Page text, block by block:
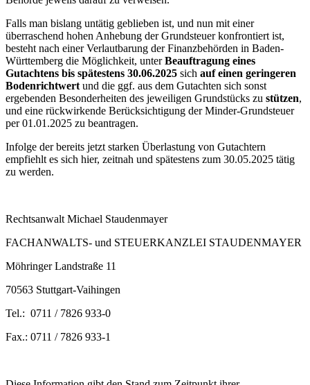
Falls man bislang untätig geblieben ist, und nun mit einer
überraschend hohen Anhebung der Grundsteuer konfrontiert ist,
besteht nach einer Verlautbarung der Finanzbehörden in Baden-
Württemberg die Möglichkeit, unterBeauftragung eines
Gutachtens bis spätestens 30.06.2025 sich auf einen geringeren
Bodenrichtwert und die ggf. aus dem Gutachten sich sonst
ergebenden Besonderheiten des jeweiligen Grundstücks zu stützen,
und eine rückwirkende Berücksichtigung der Minder-Grundsteuer
per 01.01.2025 zu beantragen.
Infolge der bereits jetzt starken Überlastung von Gutachtern
empfiehlt es sich hier, zeitnah und spätestens zum 30.05.2025 tätig
zu werden.
Rechtsanwalt Michael Staudenmayer
FACHANWALTS- und STEUERKANZLEI STAUDENMAYER
Möhringer Landstraße 11
70563 Stuttgart-Vaihingen
Tel.: 0711 / 7826 933-0
Fax.: 0711 / 7826 933-1